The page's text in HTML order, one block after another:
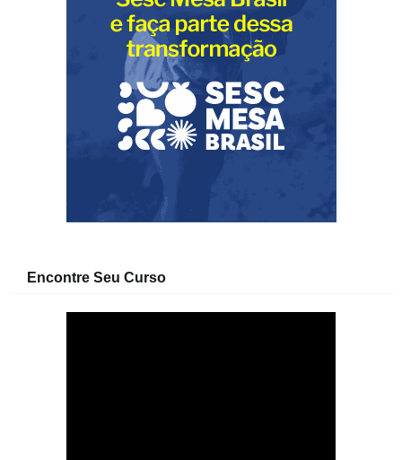
Encontre Seu Curso